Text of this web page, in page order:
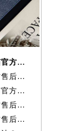
1、亲身到店探访北京欧米茄官方售后服务中心｜全新官方地址及客服热线
2、亲身探访北京欧米茄官方售后服务中心｜最新热线和全部维修地址（2026
3、亲身到店探访北京欧米茄官方售后服务中心｜地址及官方联系电话（2026
4、亲身探访北京欧米茄官方售后服务中心｜全新地址与售后热线（2026年7
5、亲身探访北京欧米茄官方售后服务中心｜详细网点地址与售后热线（2026